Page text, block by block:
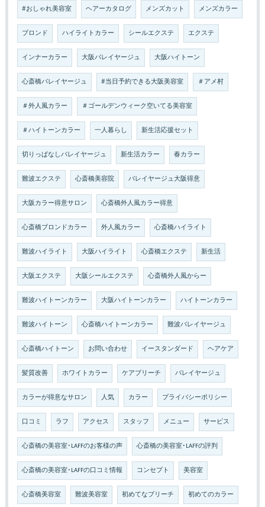
#おしゃれ美容室 ヘアーカタログ メンズカット メンズカラー
ブロンド ハイライトカラー シールエクステ エクステ
インナーカラー 大阪バレイヤージュ 大阪ハイトーン
心斎橋バレイヤージュ #当日予約できる大阪美容室 ＃アメ村
＃外人風カラー ＃ゴールデンウィーク空いてる美容室
＃ハイトーンカラー 一人暮らし 新生活応援セット
切りっぱなしバレイヤージュ 新生活カラー 春カラー
難波エクステ 心斎橋美容院 バレイヤージュ大阪得意
大阪カラー得意サロン 心斎橋外人風カラー得意
心斎橋ブロンドカラー 外人風カラー 心斎橋ハイライト
難波ハイライト 大阪ハイライト 心斎橋エクステ 新生活
大阪エクステ 大阪シールエクステ 心斎橋外人風からー
難波ハイトーンカラー 大阪ハイトーンカラー ハイトーンカラー
難波ハイトーン 心斎橋ハイトーンカラー 難波バレイヤージュ
心斎橋ハイトーン お問い合わせ イースタンダード ヘアケア
髪質改善 ホワイトカラー ケアブリーチ バレイヤージュ
カラーが得意なサロン 人気 カラー プライバシーポリシー
口コミ ラフ アクセス スタッフ メニュー サービス
心斎橋の美容室･LAFFのお客様の声 心斎橋の美容室･LAFFの評判
心斎橋の美容室･LAFFの口コミ情報 コンセプト 美容室
心斎橋美容室 難波美容室 初めてなブリーチ 初めてのカラー